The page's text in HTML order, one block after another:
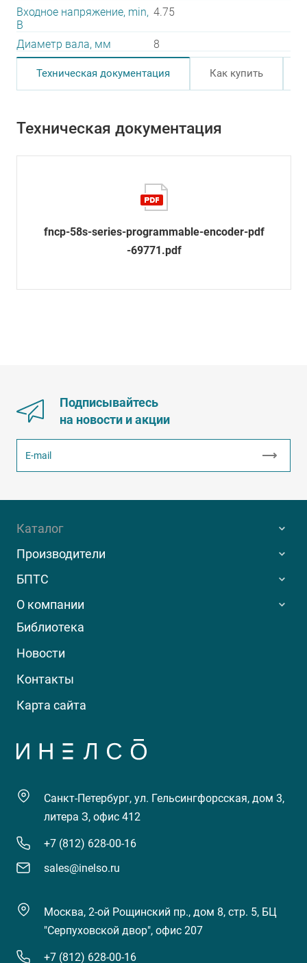
Входное напряжение, min,
В
4.75
Диаметр вала, мм 8
Техническая документация Как купить
Техническая документация
fncp-58s-series-programmable-encoder-pdf
-69771.pdf
Подписывайтесь
на новости и акции
Каталог
Производители
БПТС
О компании
Библиотека
Новости
Контакты
Карта сайта
Санкт-Петербург, ул. Гельсингфорсская, дом 3,
литера З, офис 412
+7 (812) 628-00-16
sales@inelso.ru
Москва, 2-ой Рощинский пр., дом 8, стр. 5, БЦ
"Серпуховской двор", офис 207
+7 (812) 628-00-16